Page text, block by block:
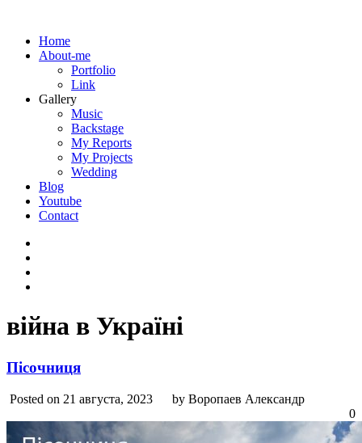
Home
About-me
Portfolio
Link
Gallery
Music
Backstage
My Reports
My Projects
Wedding
Blog
Youtube
Contact
війна в Україні
Пісочниця
Posted on 21 августа, 2023
by Воропаев Александр
0